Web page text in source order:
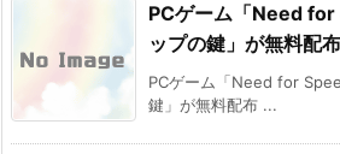
PCゲーム「Need
ップの鍵」が無料配布
PCゲーム「Need for
鍵」が無料配布 ...